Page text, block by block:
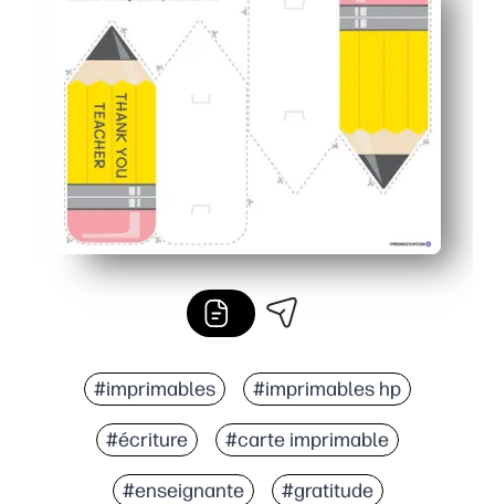
#imprimables #imprimables hp
#écriture #carte imprimable
#enseignante #gratitude